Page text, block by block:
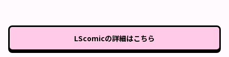
LScomicの詳細はこちら